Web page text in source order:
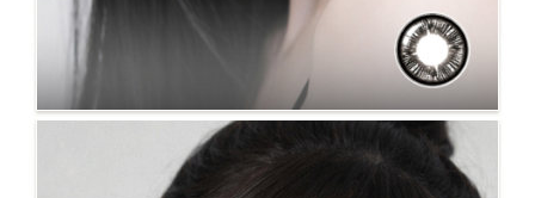
NO.15 蘋果派 灰 #人氣